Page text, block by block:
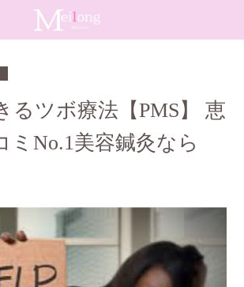
るツボ療法【PMS】 恵
ミNo.1美容鍼灸なら